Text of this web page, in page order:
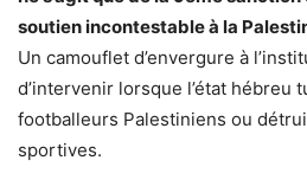
soutien incontestable à la
Un camouflet d’envergure à
d’intervenir lorsque l’état hébreu
footballeurs Palestiniens ou
sportives.